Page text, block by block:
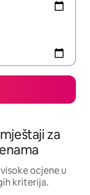
za
ocjene u
kriterija.